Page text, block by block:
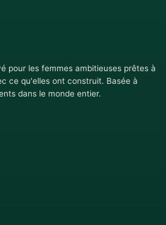
pour les femmes ambitieuses prêtes à
ce qu'elles ont construit. Basée à
dans le monde entier.